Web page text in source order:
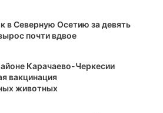
в Северную Осетию за девять
почти вдвое
Карачаево-Черкесии
вакцинация
животных